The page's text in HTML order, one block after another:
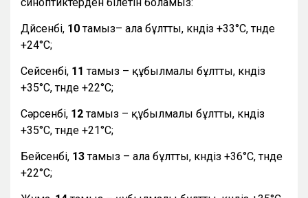
Дүйсенбі, 10тамыз– ала бұлтты, күндіз +33°С, түнде
+24°С;
Сейсенбі, 11тамыз – құбылмалы бұлтты, күндіз
+35°С, түнде +22°С;
Сәрсенбі, 12тамыз – құбылмалы бұлтты, күндіз
+35°С, түнде +21°С;
Бейсенбі, 13тамыз – ала бұлтты, күндіз +36°С, түнде
+22°С;